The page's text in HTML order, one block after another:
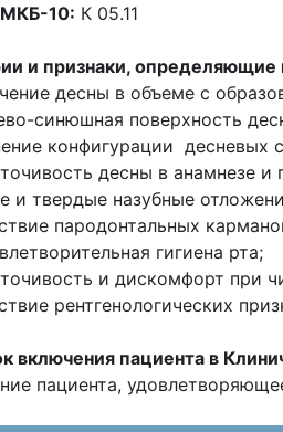
10: К 05.11
и признаки, определяющие
десны в объеме с
синюшная поверхность
конфигурации десневых
десны в анамнезе и
и твердые назубные
пародонтальных
гигиена рта;
и дискомфорт при
рентгенологических
включения пациента в
пациента,